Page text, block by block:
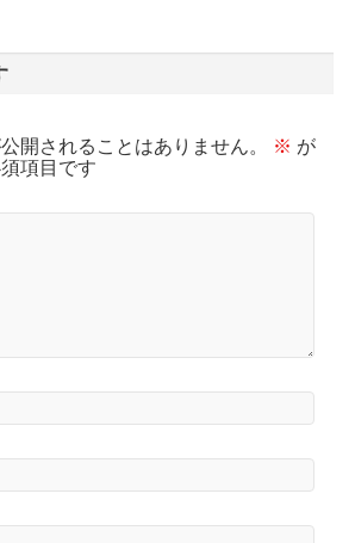
開されることはありません。 ※ が
項目です